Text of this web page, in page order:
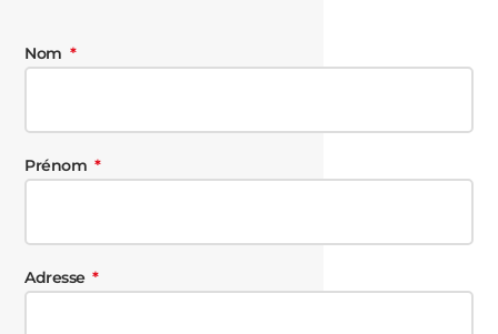
Nom
Prénom
Adresse